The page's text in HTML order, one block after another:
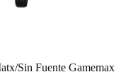
Sin Fuente Gamemax